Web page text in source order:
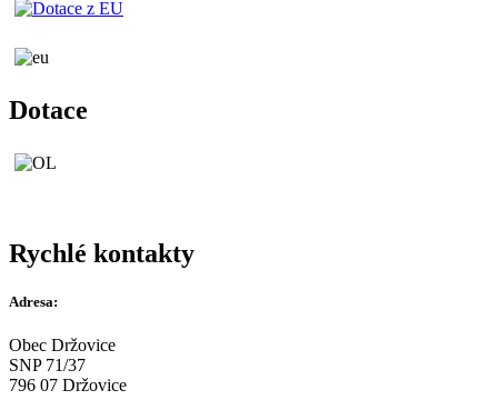
Dotace
Rychlé kontakty
Adresa:
Obec Držovice
SNP 71/37
796 07 Držovice